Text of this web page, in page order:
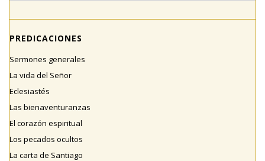
PREDICACIONES
Sermones generales
La vida del Señor
Eclesiastés
Las bienaventuranzas
El corazón espiritual
Los pecados ocultos
La carta de Santiago